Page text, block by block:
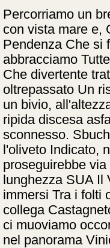
Percorriamo un
con vista mare e,
Pendenza Che si
abbracciamo
Che divertente
oltrepassato Un
un bivio,
ripida discesa
sconnesso.
l'oliveto Indicato,
proseguirebbe
lunghezza SUA
immersi Tra i folti
collega
ci muoviamo
nel panorama